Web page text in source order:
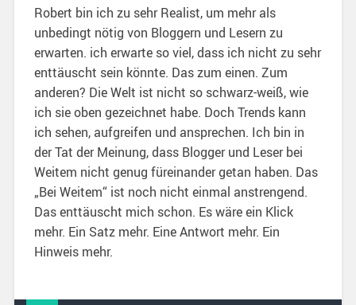
Robert bin ich zu sehr Realist, um mehr als
unbedingt nötig von Bloggern und Lesern zu
erwarten. ich erwarte so viel, dass ich nicht zu sehr
enttäuscht sein könnte. Das zum einen. Zum
anderen? Die Welt ist nicht so schwarz-weiß, wie
ich sie oben gezeichnet habe. Doch Trends kann
ich sehen, aufgreifen und ansprechen. Ich bin in
der Tat der Meinung, dass Blogger und Leser bei
Weitem nicht genug füreinander getan haben. Das
„Bei Weitem“ ist noch nicht einmal anstrengend.
Das enttäuscht mich schon. Es wäre ein Klick
mehr. Ein Satz mehr. Eine Antwort mehr. Ein
Hinweis mehr.